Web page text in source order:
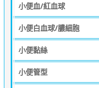
小便血/紅血球
小便白血球/膿細胞
小便黏絲
小便管型